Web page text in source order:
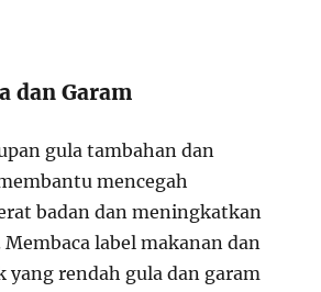
dan Garam
gula tambahan dan
mencegah
badan dan meningkatkan
label makanan dan
rendah gula dan garam